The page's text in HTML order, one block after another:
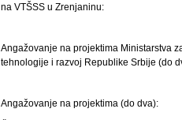
na VTŠSS u Zrenjaninu:
Angažovanje na projektima Ministarstva
tehnologije i razvoj Republike Srbije (do
Angažovanje na projektima (do dva):